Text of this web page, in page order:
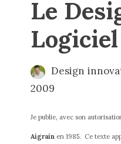
Le
Logiciel
Design
2009
Je publie, avec son
Aigrain en 1985.  Ce texte